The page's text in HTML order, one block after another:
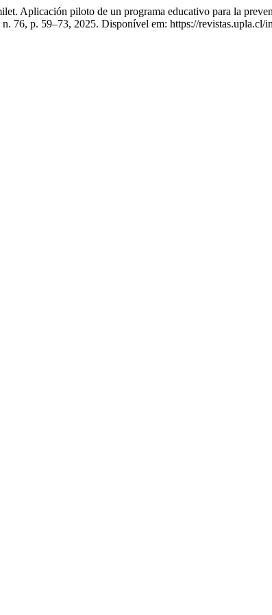
piloto de un programa educativo para la
n. 76, p. 59–73, 2025. Disponível em: https://